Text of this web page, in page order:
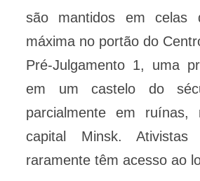
são mantidos em celas
máxima no portão do
Pré-Julgamento 1, uma
em um castelo do
parcialmente em
capital Minsk. Ativistas
raramente têm acesso ao